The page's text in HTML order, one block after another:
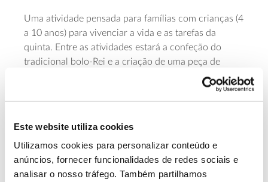
Este website utiliza cookies
Utilizamos cookies para personalizar conteúdo e
anúncios, fornecer funcionalidades de redes sociais e
analisar o nosso tráfego. Também partilhamos
Uma atividade pensada para famílias com crianças (4
a 10 anos) para vivenciar a vida e as tarefas da
quinta. Entre as atividades estará a confeção do
tradicional bolo-Rei e a criação de uma peça de
decoração natalícia, para levar para casa, a partir de
elementos recolhidos na Natureza. A atividade inicia-
se às 10h30, tem a duração de duas horas e é
Saber mais